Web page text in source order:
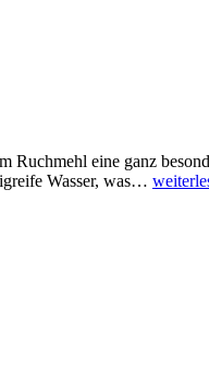
Ruchmehl eine ganz
Wasser, was…